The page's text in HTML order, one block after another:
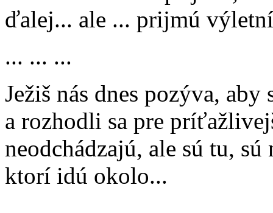
ďalej... ale ... prijmú
... ... ...
Ježiš nás dnes pozýva,
a rozhodli sa pre
neodchádzajú, ale sú tu,
ktorí idú okolo...